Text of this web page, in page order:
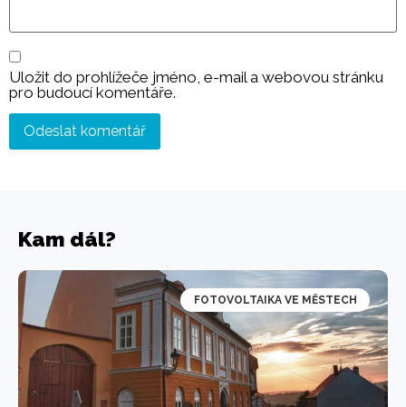
Uložit do prohlížeče jméno, e-mail a webovou stránku
pro budoucí komentáře.
Kam dál?
FOTOVOLTAIKA VE MĚSTECH